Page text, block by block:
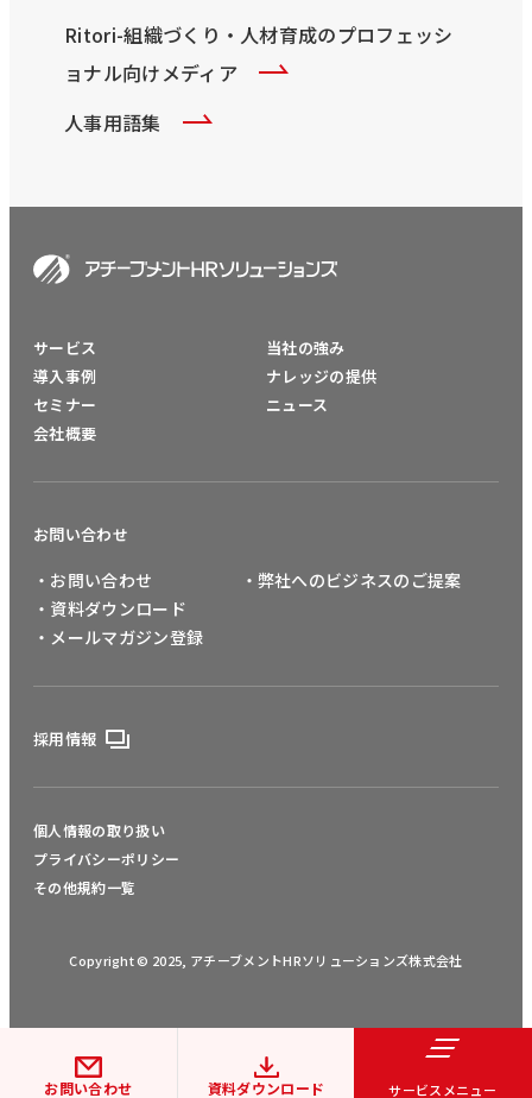
お問い合わせ 資料ダウンロード サービスメニュー
Ritori-組織づくり・人材育成のプロフェッシ
ョナル向けメディア
人事用語集
サービス
導入事例
セミナー
会社概要
当社の強み
ナレッジの提供
ニュース
お問い合わせ
・お問い合わせ
・資料ダウンロード
・メールマガジン登録
・弊社へのビジネスのご提案
採用情報
個人情報の取り扱い
プライバシーポリシー
その他規約一覧
Copyright © 2025, アチーブメントHRソリューションズ株式会社